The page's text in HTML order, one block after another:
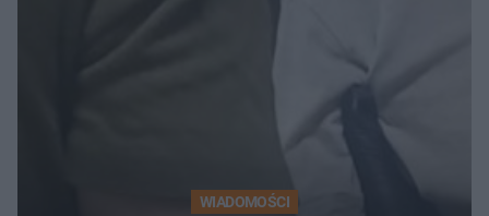
WIADOMOŚCI